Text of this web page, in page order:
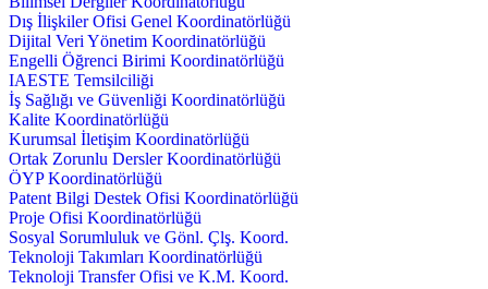
Dış İlişkiler Ofisi Genel Koordinatörlüğü
Dijital Veri Yönetim Koordinatörlüğü
Engelli Öğrenci Birimi Koordinatörlüğü
IAESTE Temsilciliği
İş Sağlığı ve Güvenliği Koordinatörlüğü
Kalite Koordinatörlüğü
Kurumsal İletişim Koordinatörlüğü
Ortak Zorunlu Dersler Koordinatörlüğü
ÖYP Koordinatörlüğü
Patent Bilgi Destek Ofisi Koordinatörlüğü
Proje Ofisi Koordinatörlüğü
Sosyal Sorumluluk ve Gönl. Çlş. Koord.
Teknoloji Takımları Koordinatörlüğü
Teknoloji Transfer Ofisi ve K.M. Koord.